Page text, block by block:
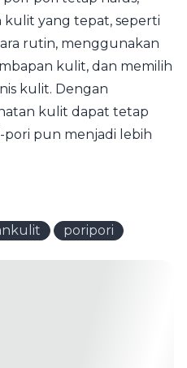
kulit yang tepat, seperti
rutin, menggunakan
kulit, dan memilih
kulit. Dengan
kulit dapat tetap
pun menjadi lebih
poripori